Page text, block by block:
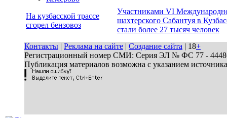
На кузбасской трассе
сгорел бензовоз
Участниками VI
шахтерского Сабантуя в
стали более 27 тысяч человек
Контакты | Реклама на сайте | Создание сайта | 18+
Регистрационный номер СМИ: Серия ЭЛ № ФС 77 - 44486
Публикация материалов возможна с указанием